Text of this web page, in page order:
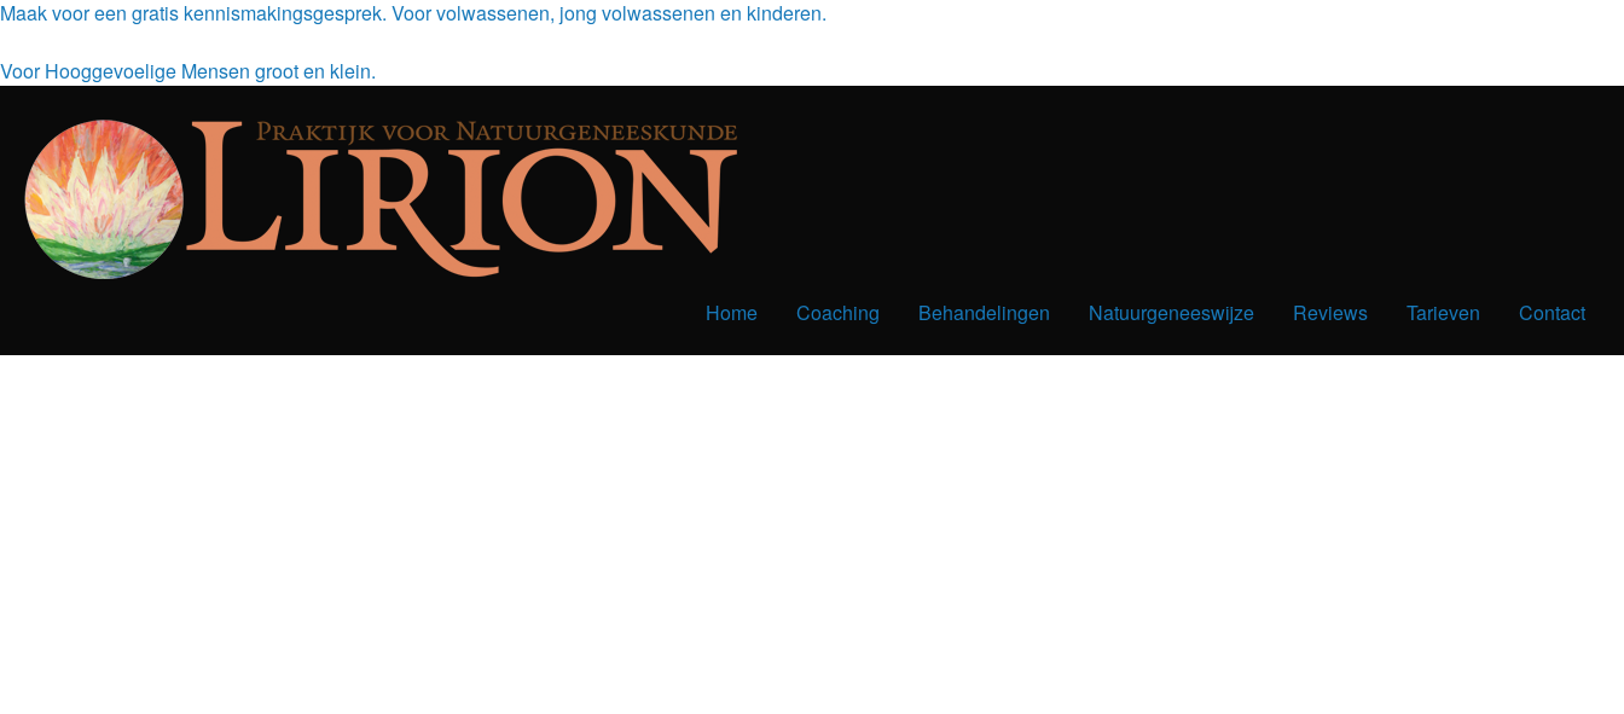
Maak voor een gratis kennismakingsgesprek. Voor volwassenen, jong volwassenen en kinderen.
Voor Hooggevoelige Mensen groot en klein.
Home Coaching Behandelingen Natuurgeneeswijze Reviews Tarieven Contact